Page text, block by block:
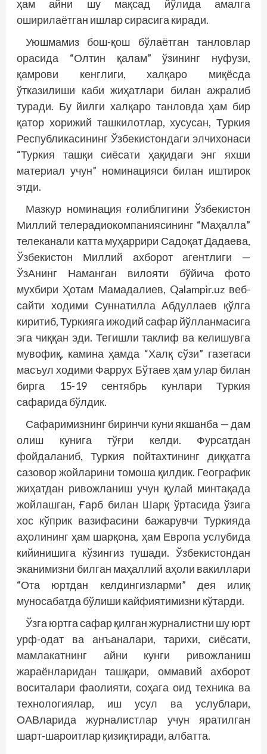
ҳам айни шу мақсад йўлида амалга
оширилаётган ишлар сирасига киради.
Уюшмамиз бош-қош бўлаётган танловлар
орасида “Олтин қалам” ўзининг нуфузи,
қамрови кенглиги, халқаро миқёсда
ўтказилиши каби жиҳатлари билан ажралиб
туради. Бу йилги халқаро танловда ҳам бир
қатор хорижий ташкилотлар, хусусан, Туркия
Республикасининг Ўзбекис­тондаги элчихонаси
“Туркия ташқи сиёсати ҳақидаги энг яхши
материал учун” номинацияси билан иштирок
этди.
Мазкур номинация ғолиблигини Ўзбекистон
Миллий телерадиокомпаниясининг “Маҳалла”
телеканали катта муҳаррири Садоқат Дадаева,
Ўзбекистон Миллий ахборот агентлиги —
ЎзАнинг Наманган вилояти бўйича фото
мухбири Ҳотам Мамадалиев, Qalampir.uz веб-
сайти ходими Суннатилла Абдуллаев қўлга
киритиб, Туркияга ижодий сафар йўлланмасига
эга чиққан эди. Тегишли таклиф ва келишувга
мувофиқ, камина ҳамда “Халқ сўзи” газетаси
масъул ходими Фаррух Бўтаев ҳам улар билан
бирга 15-19 сентябрь кунлари Туркия
сафарида бўлдик.
Сафаримизнинг биринчи куни якшанба — дам
олиш кунига тўғри келди. Фурсатдан
фойдаланиб, Туркия пойтахтининг диққатга
сазовор жойларини томоша қилдик. Географик
жиҳатдан ривожланиш учун қулай минтақада
жойлашган, Ғарб билан Шарқ ўртасида ўзига
хос кўприк вазифасини бажарувчи Туркияда
аҳолининг ҳам шарқона, ҳам Европа услубида
кийинишига кўзингиз тушади. Ўзбекистондан
эканимизни билган маҳаллий аҳоли вакиллари
“Ота юртдан келдингизларми” дея илиқ
муносабатда бўлиши кайфиятимизни кўтарди.
Ўзга юртга сафар қилган журналистни шу юрт
урф-одат ва анъаналари, тарихи, сиёсати,
мамлакатнинг айни кунги ривожланиш
жараёнларидан ташқари, оммавий ахборот
воситалари фаолияти, соҳага оид техника ва
технологиялар, иш усул ва услублари,
ОАВларида журналистлар учун яратилган
шарт-шароитлар қизиқтиради, албатта.